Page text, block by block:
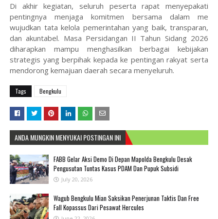
Di akhir kegiatan, seluruh peserta rapat menyepakati
pentingnya menjaga komitmen bersama dalam me
wujudkan tata kelola pemerintahan yang baik, transparan,
dan akuntabel. Masa Persidangan II Tahun Sidang 2026
diharapkan mampu menghasilkan berbagai kebijakan
strategis yang berpihak kepada ke pentingan rakyat serta
mendorong kemajuan daerah secara menyeluruh.
Tags Bengkulu
ANDA MUNGKIN MENYUKAI POSTINGAN INI
FABB Gelar Aksi Demo Di Depan Mapolda Bengkulu Desak
Pengusutan Tuntas Kasus PDAM Dan Pupuk Subsidi
July 20, 2026
Wagub Bengkulu Mian Saksikan Penerjunan Taktis Dan Free
Fall Kopassus Dari Pesawat Hercules